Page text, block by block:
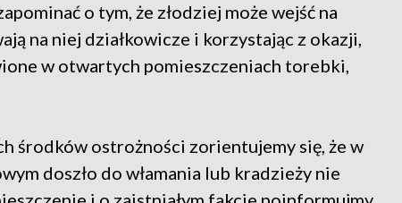
o tym, że złodziej może wejść na
na niej działkowicze i korzystając z okazji,
w otwartych pomieszczeniach torebki,
środków ostrożności zorientujemy się, że w
doszło do włamania lub kradzieży nie